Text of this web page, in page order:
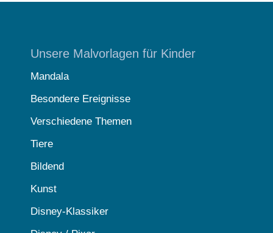
Unsere Malvorlagen für Kinder
Mandala
Besondere Ereignisse
Verschiedene Themen
Tiere
Bildend
Kunst
Disney-Klassiker